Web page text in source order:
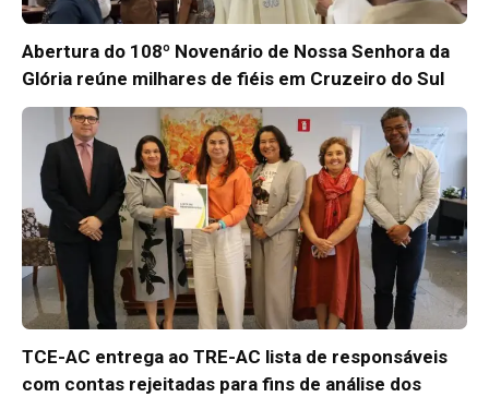
Abertura do 108º Novenário de Nossa Senhora da
Glória reúne milhares de fiéis em Cruzeiro do Sul
TCE-AC entrega ao TRE-AC lista de responsáveis
com contas rejeitadas para fins de análise dos